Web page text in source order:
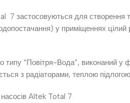
7 застосовуються для створення
у приміщеннях
“Повітря-Вода”, виконаний у
з радіаторами, теплою
Altek Total 7